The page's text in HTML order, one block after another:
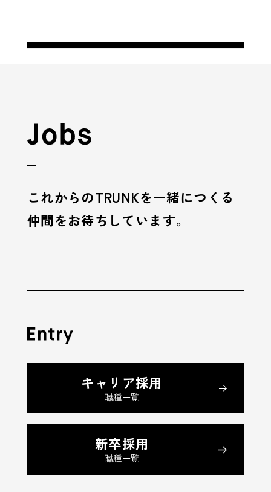
これからのTRUNKを一緒につくる
仲間をお待ちしています。
キャリア採用
職種一覧
新卒採用
職種一覧